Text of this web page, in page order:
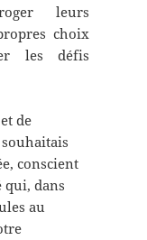
leurs
choix
les défis
de
conscient
qui, dans
au